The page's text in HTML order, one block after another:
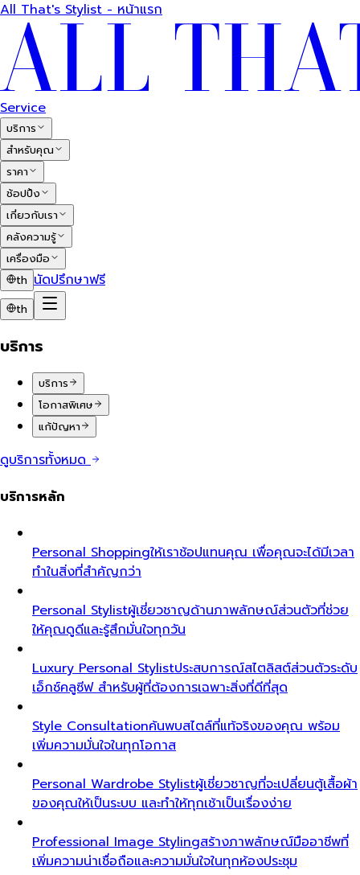
All That's Stylist - หน้าแรก
Service
บริการ
สำหรับคุณ
ราคา
ช้อปปิ้ง
เกี่ยวกับเรา
คลังความรู้
เครื่องมือ
th นัดปรึกษาฟรี
th
บริการ
บริการ
โอกาสพิเศษ
แก้ปัญหา
ดูบริการทั้งหมด
บริการหลัก
Personal Shoppingให้เราช้อปแทนคุณ เพื่อคุณจะได้มีเวลา
ทำในสิ่งที่สำคัญกว่า
Personal Stylistผู้เชี่ยวชาญด้านภาพลักษณ์ส่วนตัวที่ช่วย
ให้คุณดูดีและรู้สึกมั่นใจทุกวัน
Luxury Personal Stylistประสบการณ์สไตลิสต์ส่วนตัวระดับ
เอ็กซ์คลูซีฟ สำหรับผู้ที่ต้องการเฉพาะสิ่งที่ดีที่สุด
Style Consultationค้นพบสไตล์ที่แท้จริงของคุณ พร้อม
เพิ่มความมั่นใจในทุกโอกาส
Personal Wardrobe Stylistผู้เชี่ยวชาญที่จะเปลี่ยนตู้เสื้อผ้า
ของคุณให้เป็นระบบ และทำให้ทุกเช้าเป็นเรื่องง่าย
Professional Image Stylingสร้างภาพลักษณ์มืออาชีพที่
เพิ่มความน่าเชื่อถือและความมั่นใจในทุกห้องประชุม